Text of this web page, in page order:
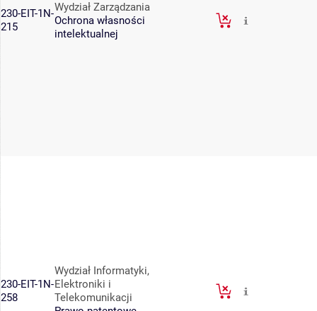
230-EIT-1N-
215
Wydział Zarządzania
Ochrona własności
intelektualnej
230-EIT-1N-
258
Wydział Informatyki,
Elektroniki i
Telekomunikacji